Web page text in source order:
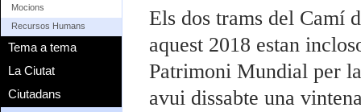
Mocions
Recursos Humans
Tema a tema
La Ciutat
Ciutadans
Els dos trams del Camí
aquest 2018 estan
Patrimoni Mundial per
avui dissabte una